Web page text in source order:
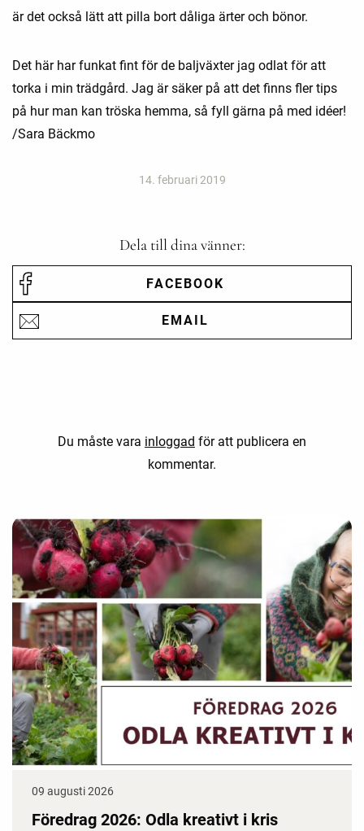
är det också lätt att pilla bort dåliga ärter och bönor.
Det här har funkat fint för de baljväxter jag odlat för att
torka i min trädgård. Jag är säker på att det finns fler tips
på hur man kan tröska hemma, så fyll gärna på med idéer!
/Sara Bäckmo
14. februari 2019
Dela till dina vänner:
FACEBOOK
EMAIL
Du måste vara inloggad för att publicera en
kommentar.
09 augusti 2026
Föredrag 2026: Odla kreativt i kris